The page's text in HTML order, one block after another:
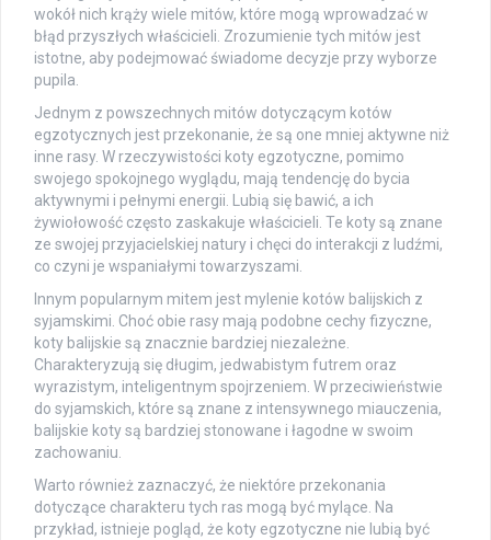
wokół nich krąży wiele mitów, które mogą wprowadzać w
błąd przyszłych właścicieli. Zrozumienie tych mitów jest
istotne, aby podejmować świadome decyzje przy wyborze
pupila.
Jednym z powszechnych mitów dotyczącym kotów
egzotycznych jest przekonanie, że są one mniej aktywne niż
inne rasy. W rzeczywistości koty egzotyczne, pomimo
swojego spokojnego wyglądu, mają tendencję do bycia
aktywnymi i pełnymi energii. Lubią się bawić, a ich
żywiołowość często zaskakuje właścicieli. Te koty są znane
ze swojej przyjacielskiej natury i chęci do interakcji z ludźmi,
co czyni je wspaniałymi towarzyszami.
Innym popularnym mitem jest mylenie kotów balijskich z
syjamskimi. Choć obie rasy mają podobne cechy fizyczne,
koty balijskie są znacznie bardziej niezależne.
Charakteryzują się długim, jedwabistym futrem oraz
wyrazistym, inteligentnym spojrzeniem. W przeciwieństwie
do syjamskich, które są znane z intensywnego miauczenia,
balijskie koty są bardziej stonowane i łagodne w swoim
zachowaniu.
Warto również zaznaczyć, że niektóre przekonania
dotyczące charakteru tych ras mogą być mylące. Na
przykład, istnieje pogląd, że koty egzotyczne nie lubią być